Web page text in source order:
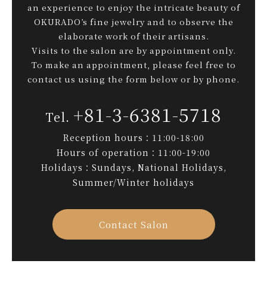
an experience to enjoy the intricate beauty of
OKURADO’s fine jewelry and to observe the
elaborate work of their artisans.
Visits to the salon are by appointment only.
To make an appointment, please feel free to
contact us using the form below or by phone.
+81-3-6381-5718
Reception hours：11:00-18:00
Hours of operation：11:00-19:00
Holidays：Sundays, National Holidays,
Summer/Winter holidays
Contact Salon